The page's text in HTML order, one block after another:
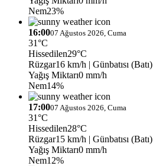
Nem23%
16:0007 Ağustos 2026, Cuma
31°C
Hissedilen29°C
Rüzgar16 km/h | Günbatısı (Batı)
Yağış Miktarı0 mm/h
Nem14%
17:0007 Ağustos 2026, Cuma
31°C
Hissedilen28°C
Rüzgar15 km/h | Günbatısı (Batı)
Yağış Miktarı0 mm/h
Nem12%